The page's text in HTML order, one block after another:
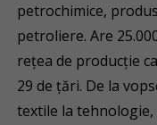
petrochimice,
petroliere. Are
rețea de producție
29 de țări. De la
textile la tehnologie,